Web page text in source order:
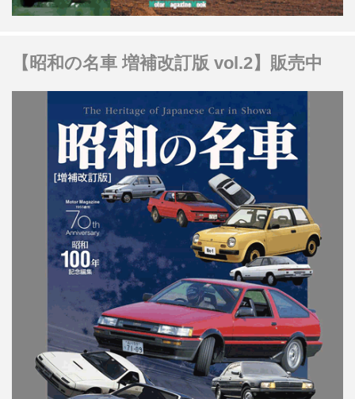
【昭和の名車 増補改訂版 vol.2】販売中